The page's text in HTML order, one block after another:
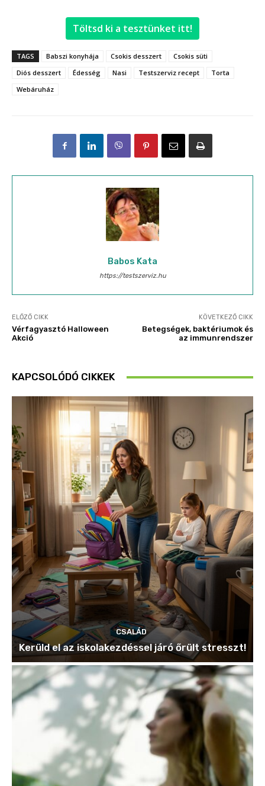
Töltsd ki a tesztünket itt!
TAGS Babszi konyhája Csokis desszert
Csokis süti
Diós desszert
Édesség Nasi Testszerviz recept
Torta
Webáruház
Babos Kata
https://testszerviz.hu
ELŐZŐ CIKK
Vérfagyasztó Halloween
Akció
KÖVETKEZŐ CIKK
Betegségek, baktériumok és
az immunrendszer
KAPCSOLÓDÓ CIKKEK
CSALÁD
Kerüld el az iskolakezdéssel járó őrült stresszt!